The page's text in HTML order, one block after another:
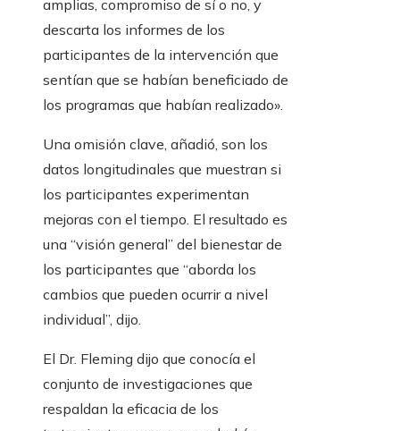
amplias, compromiso de sí o no, y
descarta los informes de los
participantes de la intervención que
sentían que se habían beneficiado de
los programas que habían realizado».
Una omisión clave, añadió, son los
datos longitudinales que muestran si
los participantes experimentan
mejoras con el tiempo. El resultado es
una “visión general” del bienestar de
los participantes que “aborda los
cambios que pueden ocurrir a nivel
individual”, dijo.
El Dr. Fleming dijo que conocía el
conjunto de investigaciones que
respaldan la eficacia de los